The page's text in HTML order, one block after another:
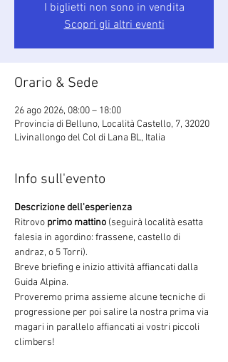
I biglietti non sono in vendita
Scopri gli altri eventi
Orario & Sede
26 ago 2026, 08:00 – 18:00
Provincia di Belluno, Località Castello, 7, 32020
Livinallongo del Col di Lana BL, Italia
Info sull'evento
Ritrovo primo mattino (seguirà località esatta
falesia in agordino: frassene, castello di
andraz, o 5 Torri).
Breve briefing e inizio attività affiancati dalla
Guida Alpina.
Proveremo prima assieme alcune tecniche di
progressione per poi salire la nostra prima via
magari in parallelo affiancati ai vostri piccoli
climbers!